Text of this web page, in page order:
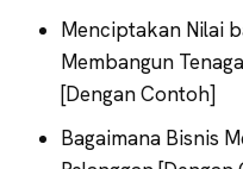
Menciptakan Nilai
Membangun
[Dengan Contoh]
Bagaimana Bisnis